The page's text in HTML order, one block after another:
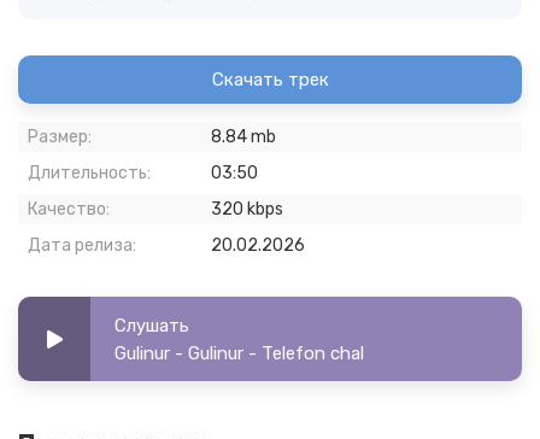
Скачать трек
Размер:
8.84 mb
Длительность:
03:50
Качество:
320 kbps
Дата релиза:
20.02.2026
Слушать
Gulinur - Gulinur - Telefon chal